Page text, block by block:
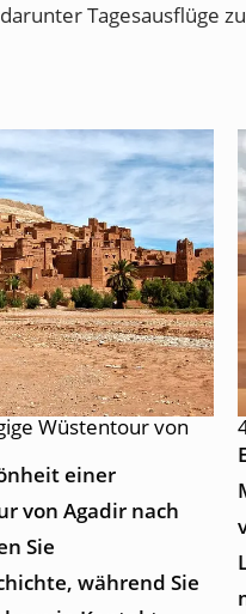
Tagesausflüge
Wüstentour von
einer
von Agadir nach
Sie
während Sie